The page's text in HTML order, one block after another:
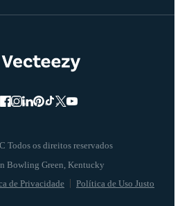
Todos os direitos reservados
de Privacidade Política de Uso Justo